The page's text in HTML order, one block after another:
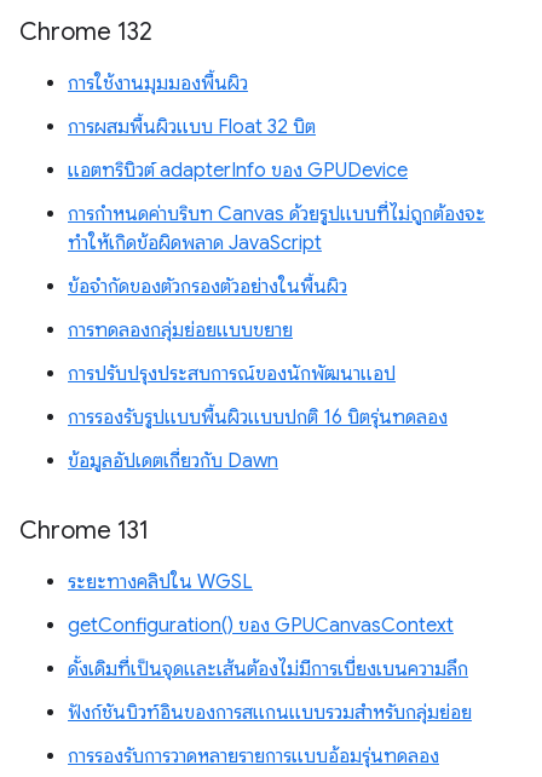
Chrome 132
การใช้งานมุมมองพื้นผิว
การผสมพื้นผิวแบบ Float 32 บิต
แอตทริบิวต์ adapterInfo ของ GPUDevice
การกำหนดค่าบริบท Canvas ด้วยรูปแบบที่ไม่ถูกต้องจะ
ทำให้เกิดข้อผิดพลาด JavaScript
ข้อจำกัดของตัวกรองตัวอย่างในพื้นผิว
การทดลองกลุ่มย่อยแบบขยาย
การปรับปรุงประสบการณ์ของนักพัฒนาแอป
การรองรับรูปแบบพื้นผิวแบบปกติ 16 บิตรุ่นทดลอง
ข้อมูลอัปเดตเกี่ยวกับ Dawn
Chrome 131
ระยะทางคลิปใน WGSL
getConfiguration() ของ GPUCanvasContext
ดั้งเดิมที่เป็นจุดและเส้นต้องไม่มีการเบี่ยงเบนความลึก
ฟังก์ชันบิวท์อินของการสแกนแบบรวมสำหรับกลุ่มย่อย
การรองรับการวาดหลายรายการแบบอ้อมรุ่นทดลอง